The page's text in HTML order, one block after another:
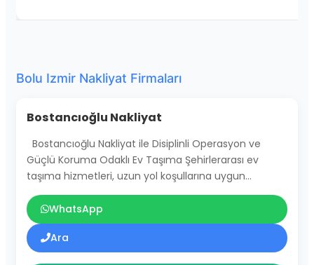
Bolu Izmir Nakliyat Firmaları
Bostancıoğlu Nakliyat
Bostancıoğlu Nakliyat ile Disiplinli Operasyon ve
Güçlü Koruma Odaklı Ev Taşıma Şehirlerarası ev
taşıma hizmetleri, uzun yol koşullarına uygun…
WhatsApp
Ara